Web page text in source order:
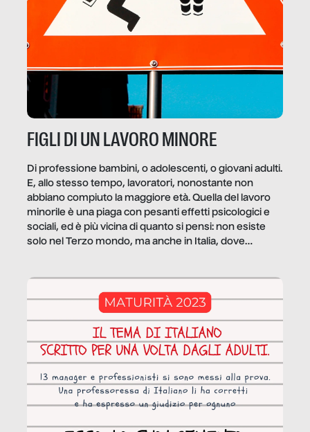
FIGLI DI UN LAVORO MINORE
Di professione bambini, o adolescenti, o giovani adulti.
E, allo stesso tempo, lavoratori, nonostante non
abbiano compiuto la maggiore età. Quella del lavoro
minorile è una piaga con pesanti effetti psicologici e
sociali, ed è più vicina di quanto si pensi: non esiste
solo nel Terzo mondo, ma anche in Italia, dove